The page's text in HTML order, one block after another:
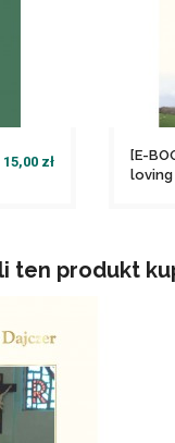
15,00 zł
[E-
ten produkt